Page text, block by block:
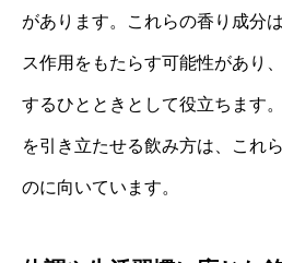
があります。これらの香り成分
ス作用をもたらす可能性があり
するひとときとして役立ちます
を引き立たせる飲み方は、これ
のに向いています。